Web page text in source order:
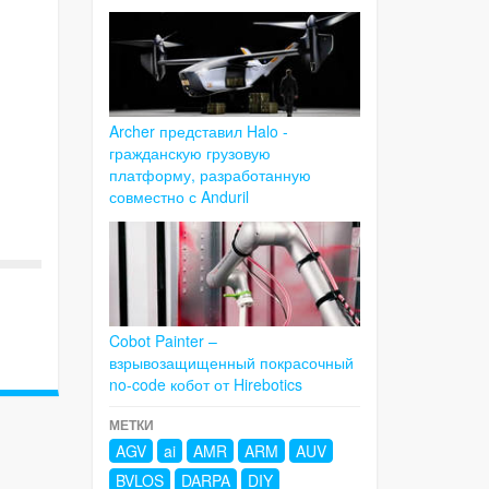
Archer представил Halo -
гражданскую грузовую
платформу, разработанную
совместно с Anduril
Cobot Painter –
взрывозащищенный покрасочный
no-code кобот от Hirebotics
МЕТКИ
AGV ai AMR ARM
AUV
BVLOS
DARPA DIY